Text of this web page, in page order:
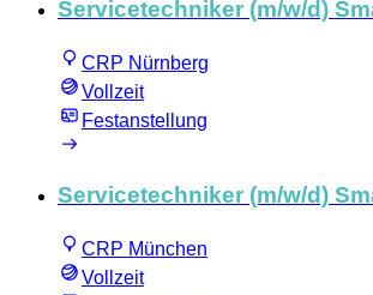
Servicetechniker (m/w/d)
CRP Nürnberg
Vollzeit
Festanstellung
Servicetechniker (m/w/d)
CRP München
Vollzeit